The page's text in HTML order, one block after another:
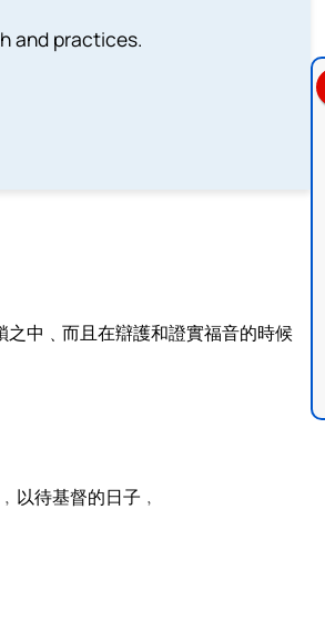
and practices.
中﹑而且在辯護和證實福音的時候
以待基督的日子﹐